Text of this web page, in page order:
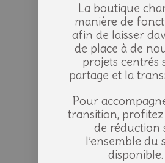
La boutique
manière de
afin de laisser
de place à de
projets centrés
partage et la
Pour
transition, profitez
de réduction
l’ensemble du
disponible.